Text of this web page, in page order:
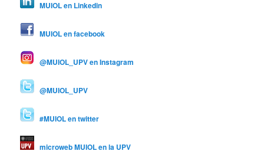
MUIOL en Linkedin
MUIOL en facebook
@MUIOL_UPV en Instagram
@MUIOL_UPV
#MUIOL en twitter
microweb MUIOL en la UPV